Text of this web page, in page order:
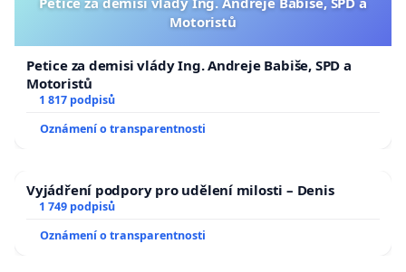
Motoristů
Petice za demisi vlády Ing. Andreje Babiše, SPD a
Motoristů
1 817 podpisů
Oznámení o transparentnosti
Vyjádření podpory pro udělení milosti – Denis
1 749 podpisů
Oznámení o transparentnosti